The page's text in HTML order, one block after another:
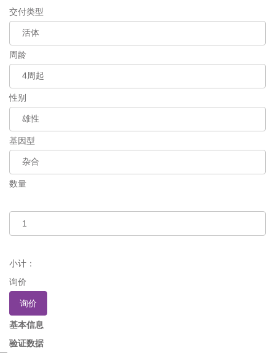
交付类型
周龄
性别
基因型
数量
小计：
询价
询价
基本信息
验证数据